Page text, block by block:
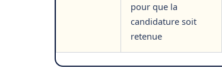
pour que la
candidature soit
retenue